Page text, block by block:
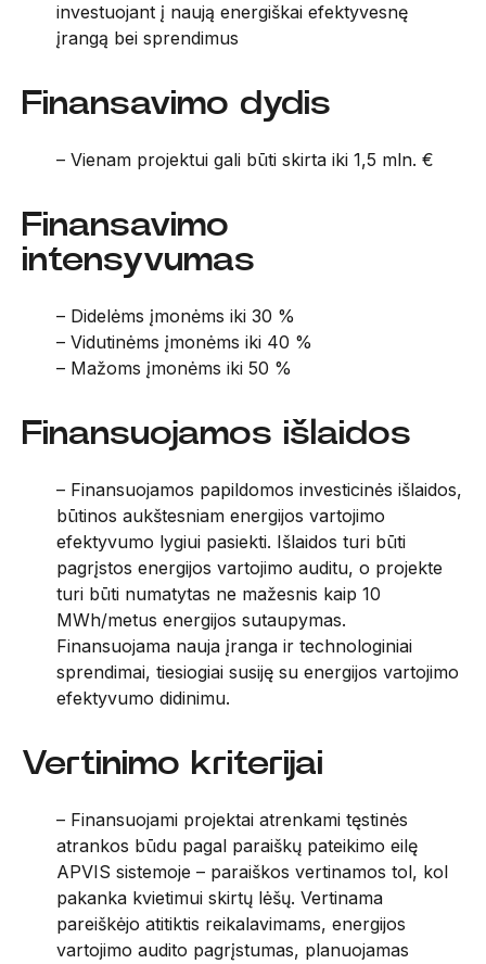
investuojant į naują energiškai efektyvesnę
įrangą bei sprendimus
Finansavimo dydis
– Vienam projektui gali būti skirta iki 1,5 mln. €
Finansavimo
intensyvumas
– Didelėms įmonėms iki 30 %
– Vidutinėms įmonėms iki 40 %
– Mažoms įmonėms iki 50 %
Finansuojamos išlaidos
– Finansuojamos papildomos investicinės išlaidos,
būtinos aukštesniam energijos vartojimo
efektyvumo lygiui pasiekti. Išlaidos turi būti
pagrįstos energijos vartojimo auditu, o projekte
turi būti numatytas ne mažesnis kaip 10
MWh/metus energijos sutaupymas.
Finansuojama nauja įranga ir technologiniai
sprendimai, tiesiogiai susiję su energijos vartojimo
efektyvumo didinimu.
Vertinimo kriterijai
– Finansuojami projektai atrenkami tęstinės
atrankos būdu pagal paraiškų pateikimo eilę
APVIS sistemoje – paraiškos vertinamos tol, kol
pakanka kvietimui skirtų lėšų. Vertinama
pareiškėjo atitiktis reikalavimams, energijos
vartojimo audito pagrįstumas, planuojamas